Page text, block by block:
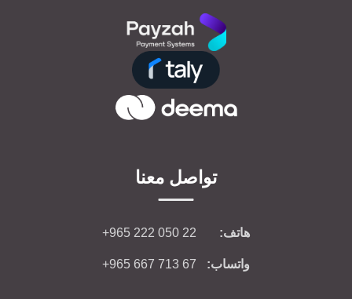
تواصل معنا
هاتف: +965 222 050 22
واتساب: +965 667 713 67